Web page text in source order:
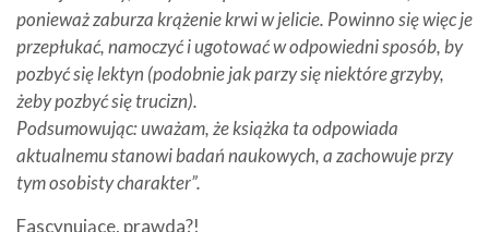
ponieważ zaburza krążenie krwi w jelicie. Powinno się więc je
przepłukać, namoczyć i ugotować w odpowiedni sposób, by
pozbyć się lektyn (podobnie jak parzy się niektóre grzyby,
żeby pozbyć się trucizn).
Podsumowując: uważam, że książka ta odpowiada
aktualnemu stanowi badań naukowych, a zachowuje przy
tym osobisty charakter”.
Fascynujące, prawda?!